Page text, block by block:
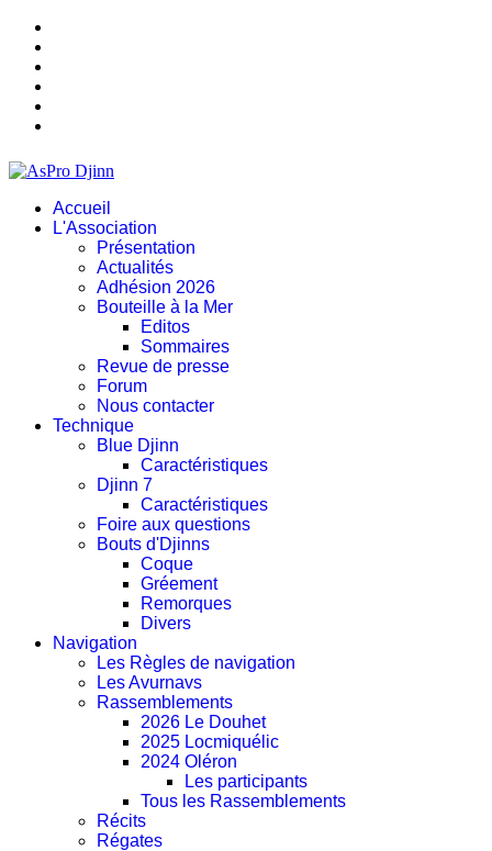
Accueil
L'Association
Présentation
Actualités
Adhésion 2026
Bouteille à la Mer
Editos
Sommaires
Revue de presse
Forum
Nous contacter
Technique
Blue Djinn
Caractéristiques
Djinn 7
Caractéristiques
Foire aux questions
Bouts d'Djinns
Coque
Gréement
Remorques
Divers
Navigation
Les Règles de navigation
Les Avurnavs
Rassemblements
2026 Le Douhet
2025 Locmiquélic
2024 Oléron
Les participants
Tous les Rassemblements
Récits
Régates